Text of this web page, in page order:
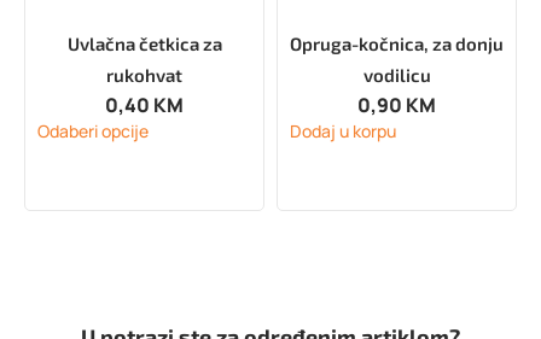
Uvlačna četkica za
rukohvat
0,40 KM
Odaberi opcije
Opruga-kočnica, za donju
vodilicu
0,90 KM
Dodaj u korpu